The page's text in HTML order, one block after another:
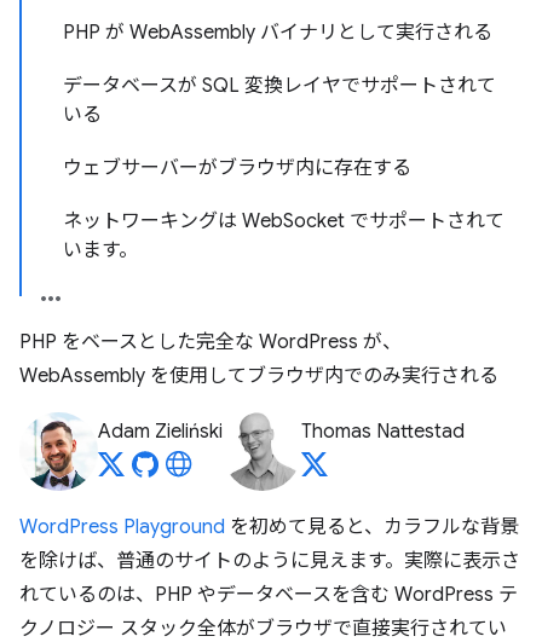
PHP が WebAssembly バイナリとして実行される
データベースが SQL 変換レイヤでサポートされて
いる
ウェブサーバーがブラウザ内に存在する
ネットワーキングは WebSocket でサポートされて
います。
PHP をベースとした完全な WordPress が、
WebAssembly を使用してブラウザ内でのみ実行される
Adam Zieliński Thomas Nattestad
WordPress Playground を初めて見ると、カラフルな背景
を除けば、普通のサイトのように見えます。実際に表示さ
れているのは、PHP やデータベースを含む WordPress テ
クノロジー スタック全体がブラウザで直接実行されてい